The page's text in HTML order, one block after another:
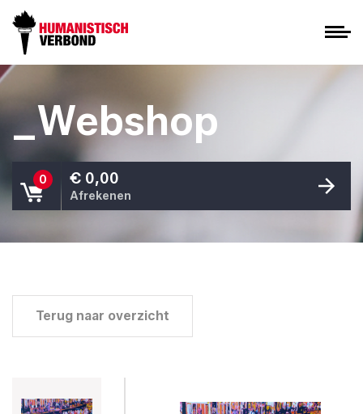
_Webshop
0 € 0,00
Afrekenen
Terug naar overzicht